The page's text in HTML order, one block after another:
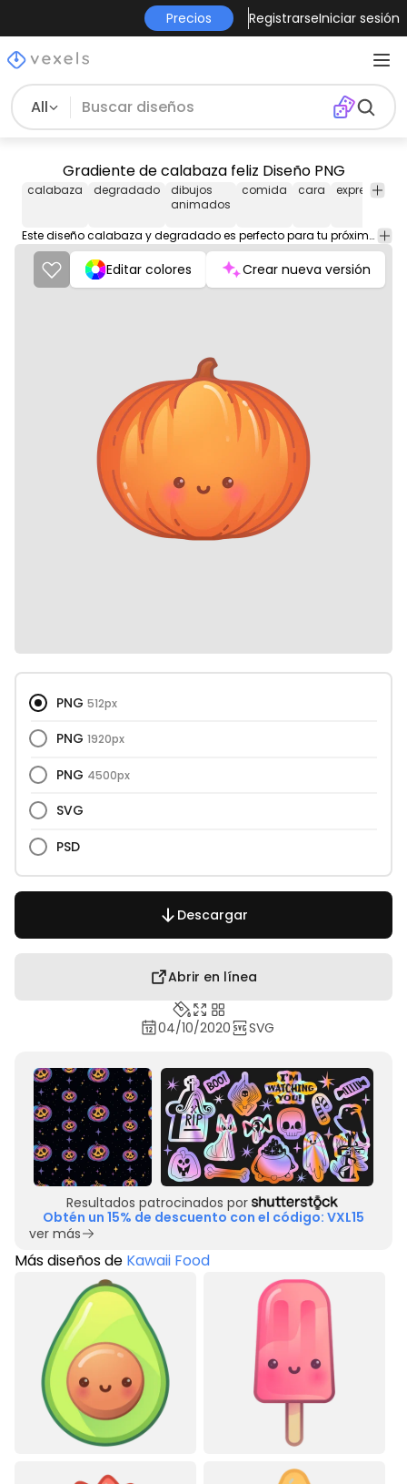
Precios RegistrarseIniciar sesión
All
Gradiente de calabaza feliz Diseño PNG
calabaza degradado
dibujos
animados
comida cara expresión
Este diseño calabaza y degradado es perfecto para tu próximo proyecto. Úsalo en productos de merchandising, sitios web, redes sociales y más. ¡Te encantará!
Editar colores Crear nueva versión
PNG 512px
PNG 1920px
PNG 4500px
SVG
PSD
Descargar
Abrir en línea
04/10/2020 SVG
Resultados patrocinados por
Obtén un 15% de descuento con el código: VXL15
ver más
Más diseños de Kawaii Food